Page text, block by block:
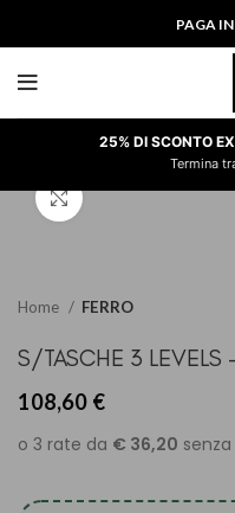
PAGA
25% DI SCONTO
Termina
Home FERRO
S/TASCHE 3
108,60 €